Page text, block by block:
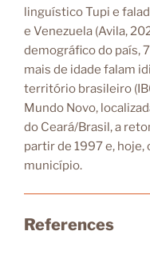
linguístico Tupi e
e Venezuela (Avila,
demográfico do país,
mais de idade falam
território brasileiro
Mundo Novo,
do Ceará/Brasil, a
partir de 1997 e,
município.
References